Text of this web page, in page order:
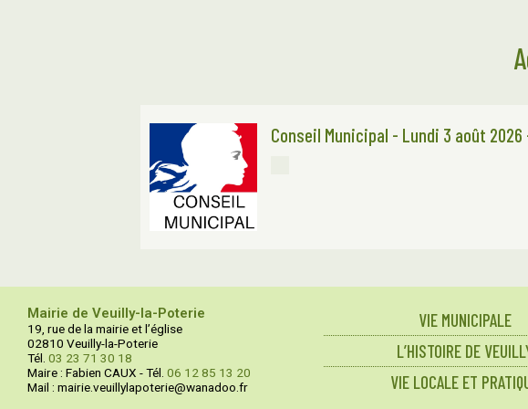
Conseil Municipal - Lundi 3 août 2026
Mairie de Veuilly-la-Poterie
19, rue de la mairie et l’église
02810 Veuilly-la-Poterie
Tél. 03 23 71 30 18
Maire : Fabien CAUX - Tél. 06 12 85 13 20
Mail : mairie.veuillylapoterie@wanadoo.fr
VIE MUNICIPALE
L’HISTOIRE DE
VIE LOCALE ET